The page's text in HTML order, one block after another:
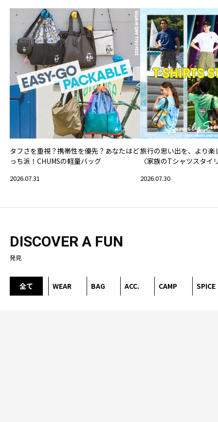
タフさを重視？携帯性を優先？あなたはど
っち派！CHUMSの軽量バッグ
2026.07.31
旅行の思い出を、より楽
〈家族のTシャツスタイ
2026.07.30
DISCOVER A FUN
発見
全て WEAR BAG ACC. CAMP SPICE